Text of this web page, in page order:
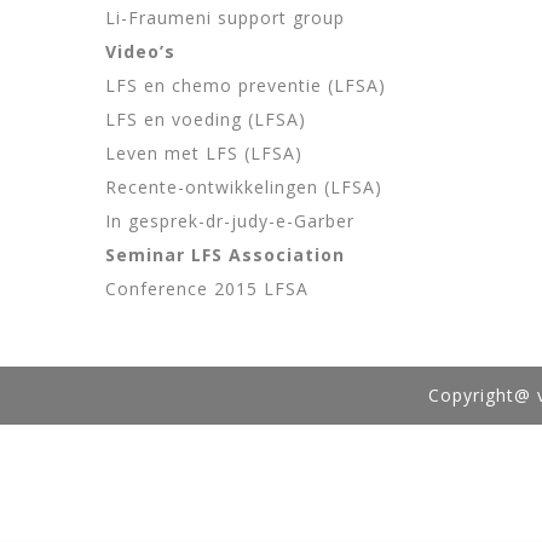
Li-Fraumeni support group
Video’s
LFS en chemo preventie (LFSA)
LFS en voeding (LFSA)
Leven met LFS (LFSA)
Recente-ontwikkelingen (LFSA)
In gesprek-dr-judy-e-Garber
Seminar LFS Association
Conference 2015 LFSA
Copyright@